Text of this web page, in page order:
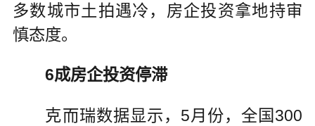
多数城市土拍遇冷，房企投资拿地持审
慎态度。
6成房企投资停滞
克而瑞数据显示，5月份，全国300